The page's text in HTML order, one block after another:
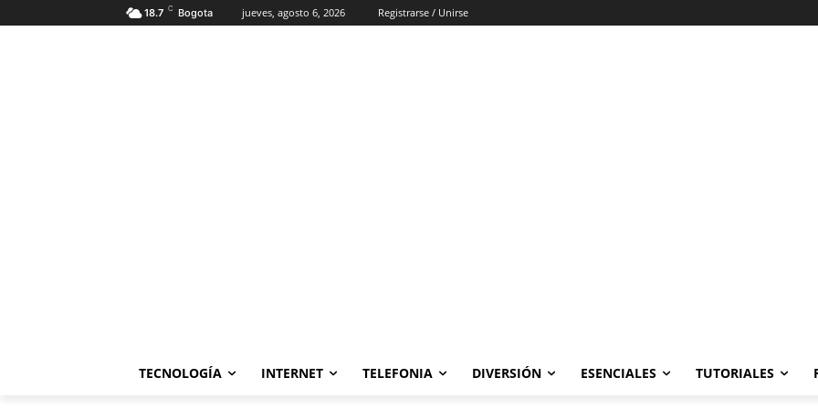
18.7 C Bogota jueves, agosto 6, 2026 Registrarse / Unirse
TECNOLOGÍA INTERNET TELEFONIA DIVERSIÓN ESENCIALES TUTORIALES